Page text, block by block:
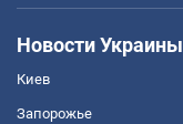
Новости Украины
Киев
Запорожье